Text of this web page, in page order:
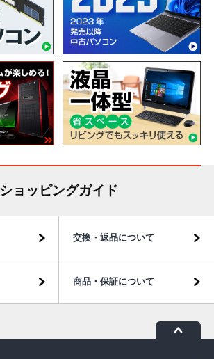
ショッピングガイド
交換・返品について
商品・保証について